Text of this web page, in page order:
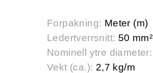
Forpakning: Meter (m)
Ledertverrsnitt: 50 mm²
Nominell ytre diameter:
Vekt (ca.): 2,7 kg/m